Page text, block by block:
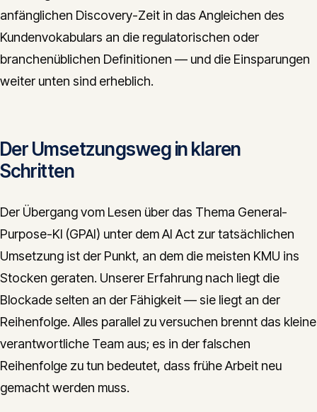
anfänglichen Discovery-Zeit in das Angleichen des
Kundenvokabulars an die regulatorischen oder
branchenüblichen Definitionen — und die Einsparungen
weiter unten sind erheblich.
Der Umsetzungsweg in klaren
Schritten
Der Übergang vom Lesen über das Thema General-
Purpose-KI (GPAI) unter dem AI Act zur tatsächlichen
Umsetzung ist der Punkt, an dem die meisten KMU ins
Stocken geraten. Unserer Erfahrung nach liegt die
Blockade selten an der Fähigkeit — sie liegt an der
Reihenfolge. Alles parallel zu versuchen brennt das kleine
verantwortliche Team aus; es in der falschen
Reihenfolge zu tun bedeutet, dass frühe Arbeit neu
gemacht werden muss.